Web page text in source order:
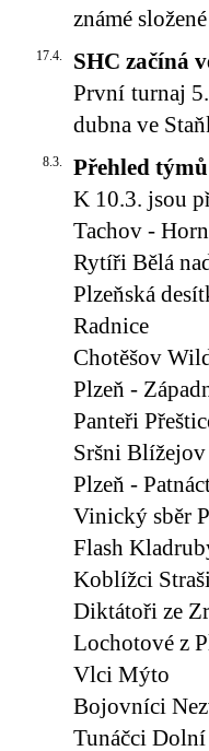
známé
17.4.
SHC začíná
První turnaj
dubna ve
8.3.
Přehled
K 10.3. jsou
Tachov -
Rytíři Bělá
Plzeňská
Radnice
Chotěšov
Plzeň -
Panteři
Sršni Blížejov
Plzeň -
Vinický sběr
Flash
Koblížci
Diktátoři ze
Lochotové z
Vlci Mýto
Bojovníci
Tunáčci Dolní